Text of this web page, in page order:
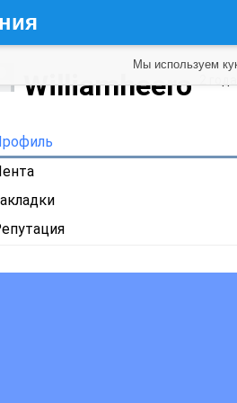
Williamheero
Мы используем